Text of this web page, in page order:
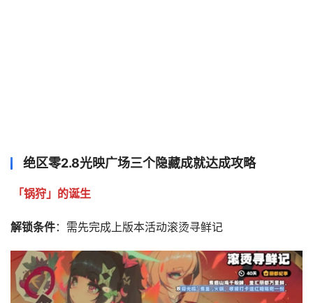
绝区零2.8光映广场三个隐藏成就达成攻略
「锅狩」的诞生
解锁条件：需先完成上版本活动滚烫寻鲜记